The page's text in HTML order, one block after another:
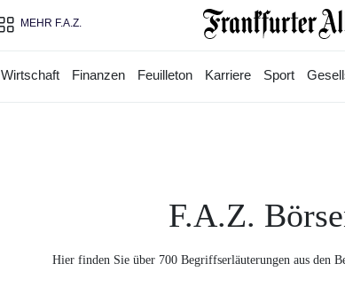
MEHR F.A.Z.
Wirtschaft Finanzen Feuilleton Karriere Sport
F.A.Z.
Hier finden Sie über 700 Begriffserläuterungen aus den